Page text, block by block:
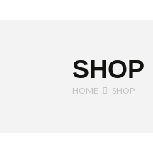
SHOP
HOME SHOP